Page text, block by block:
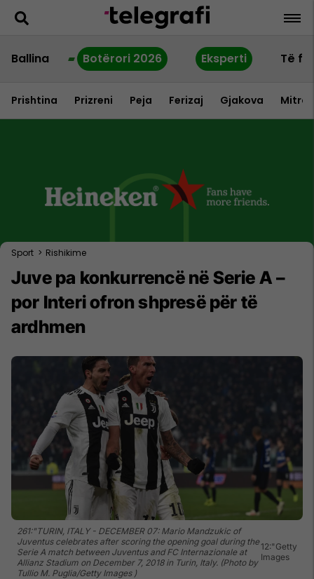
Ballina Botërori 2026 Eksperti Të
Prishtina Prizreni Peja Ferizaj Gjakova
Sport > Rishikime
Juve pa konkurrencë në Serie A –
por Interi ofron shpresë për të
ardhmen
261:"TURIN, ITALY - DECEMBER 07: Mario Mandzukic of
Juventus celebrates after scoring the opening goal during the
Serie A match between Juventus and FC Internazionale at
Allianz Stadium on December 7, 2018 in Turin, Italy. (Photo by
Tullio M. Puglia/Getty Images )
12:"Getty
Images